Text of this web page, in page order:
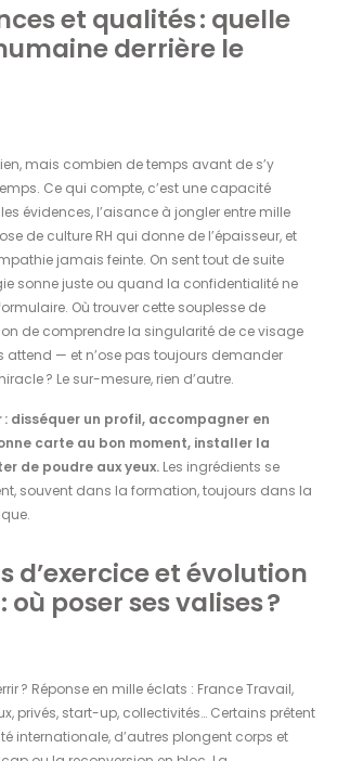
et qualités : quelle
derrière le
mais combien de temps avant de s’y
Ce qui compte, c’est une capacité
évidences, l’aisance à jongler entre mille
de culture RH qui donne de l’épaisseur, et
jamais feinte. On sent tout de suite
sonne juste ou quand la confidentialité ne
Où trouver cette souplesse de
de comprendre la singularité de ce visage
attend — et n’ose pas toujours demander
? Le sur-mesure, rien d’autre.
: disséquer un profil, accompagner en
carte au bon moment, installer la
de poudre aux yeux. Les ingrédients se
souvent dans la formation, toujours dans la
d’exercice et évolution
où poser ses valises ?
? Réponse en mille éclats : France Travail,
privés, start-up, collectivités… Certains prêtent
internationale, d’autres plongent corps et